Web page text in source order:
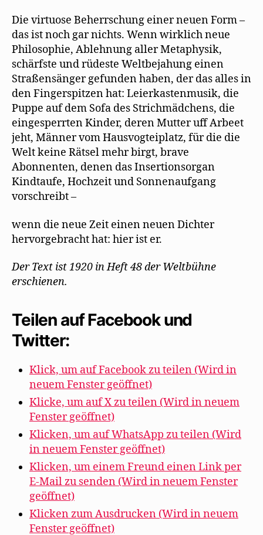
Die virtuose Beherrschung einer neuen Form –
das ist noch gar nichts. Wenn wirklich neue
Philosophie, Ablehnung aller Metaphysik,
schärfste und rüdeste Weltbejahung einen
Straßensänger gefunden haben, der das alles in
den Fingerspitzen hat: Leierkastenmusik, die
Puppe auf dem Sofa des Strichmädchens, die
eingesperrten Kinder, deren Mutter uff Arbeet
jeht, Männer vom Hausvogteiplatz, für die die
Welt keine Rätsel mehr birgt, brave
Abonnenten, denen das Insertionsorgan
Kindtaufe, Hochzeit und Sonnenaufgang
vorschreibt –
wenn die neue Zeit einen neuen Dichter
hervorgebracht hat: hier ist er.
Der Text ist 1920 in Heft 48 der Weltbühne
erschienen.
Teilen auf Facebook und
Twitter:
Klick, um auf Facebook zu teilen (Wird in
neuem Fenster geöffnet)
Klicke, um auf X zu teilen (Wird in neuem
Fenster geöffnet)
Klicken, um auf WhatsApp zu teilen (Wird
in neuem Fenster geöffnet)
Klicken, um einem Freund einen Link per
E-Mail zu senden (Wird in neuem Fenster
geöffnet)
Klicken zum Ausdrucken (Wird in neuem
Fenster geöffnet)